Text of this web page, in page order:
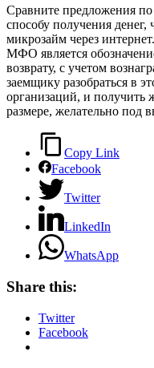
Сравните предложения
способу получения
микрозайм через
МФО является
возврату, с учетом
заемщику разобраться в
организаций, и
размере, желательно под
Copy Link
Facebook
Twitter
LinkedIn
WhatsApp
Share this:
Twitter
Facebook